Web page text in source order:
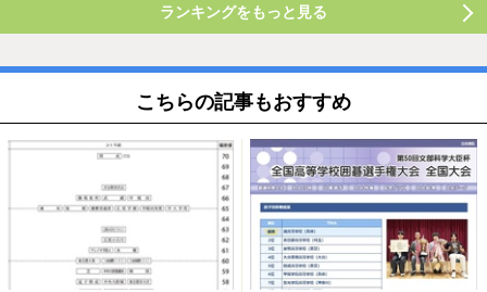
ランキングをもっと見る
こちらの記事もおすすめ